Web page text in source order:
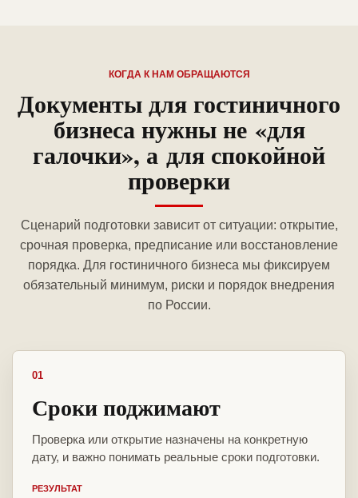
КОГДА К НАМ ОБРАЩАЮТСЯ
Документы для гостиничного
бизнеса нужны не «для
галочки», а для спокойной
проверки
Сценарий подготовки зависит от ситуации: открытие,
срочная проверка, предписание или восстановление
порядка. Для гостиничного бизнеса мы фиксируем
обязательный минимум, риски и порядок внедрения
по России.
01
Сроки поджимают
Проверка или открытие назначены на конкретную
дату, и важно понимать реальные сроки подготовки.
РЕЗУЛЬТАТ